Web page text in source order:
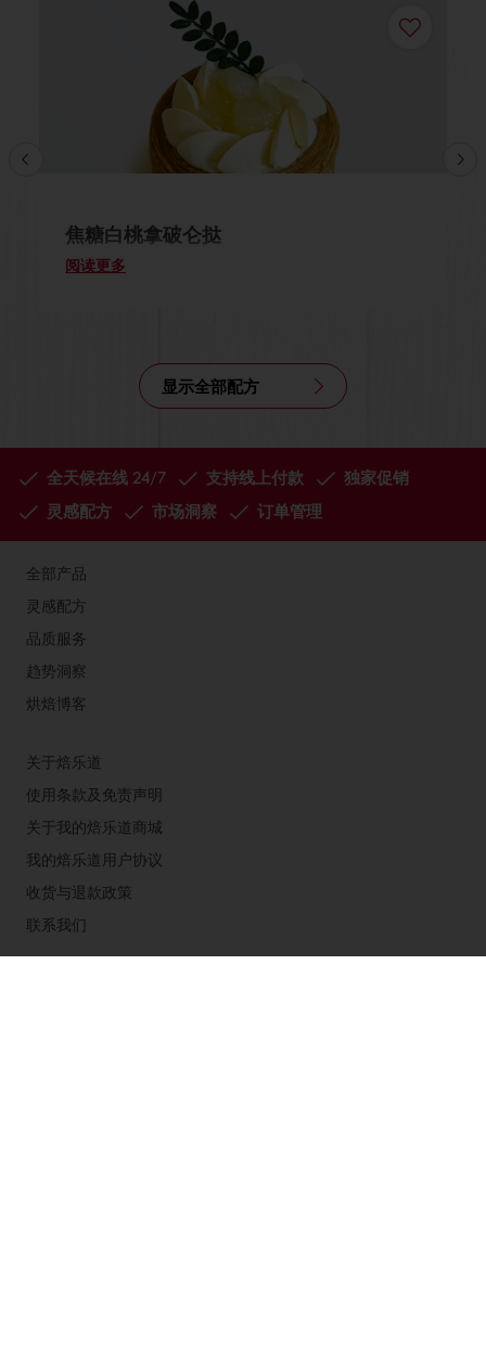
焦糖白桃拿破仑挞
阅读更多
显示全部配方
全天候在线 24/7 支持线上付款
独家促销
灵感配方
市场洞察 订单管理
全部产品
灵感配方
品质服务
趋势洞察
烘焙博客
关于焙乐道
使用条款及免责声明
关于我的焙乐道商城
我的焙乐道用户协议
收货与退款政策
联系我们